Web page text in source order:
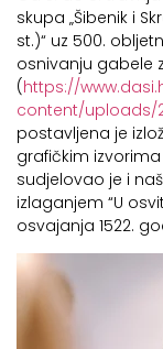
skupa „Šibenik i
st.)“ uz 500.
osnivanju gabele
(https://
content/uploads/
postavljena je
grafičkim izvorima
sudjelovao je i
izlaganjem “U
osvajanja 1522.